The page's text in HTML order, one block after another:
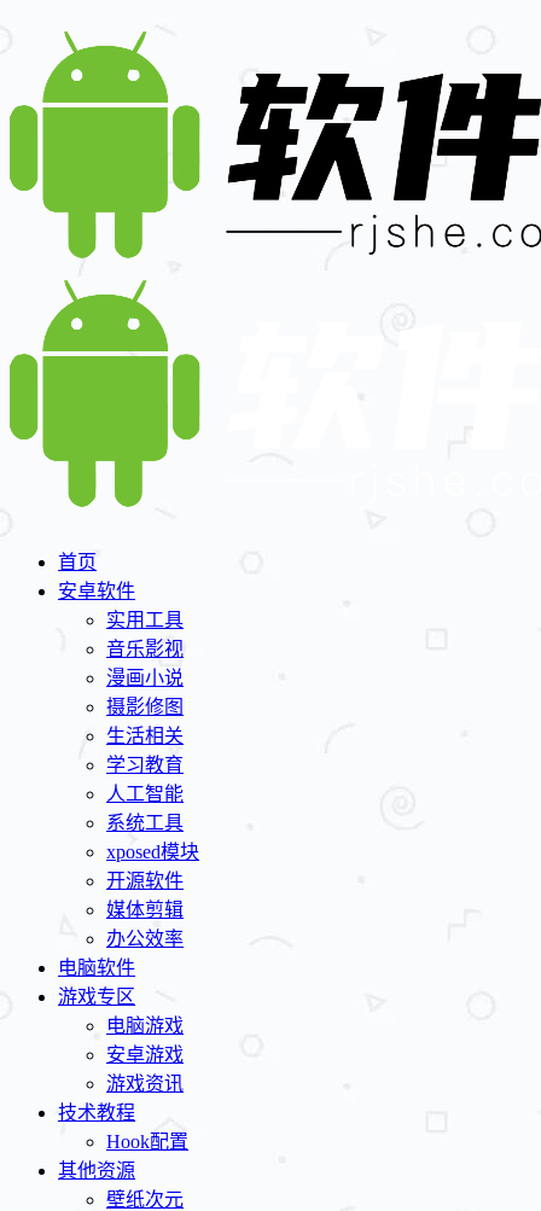
首页
安卓软件
实用工具
音乐影视
漫画小说
摄影修图
生活相关
学习教育
人工智能
系统工具
xposed模块
开源软件
媒体剪辑
办公效率
电脑软件
游戏专区
电脑游戏
安卓游戏
游戏资讯
技术教程
Hook配置
其他资源
壁纸次元